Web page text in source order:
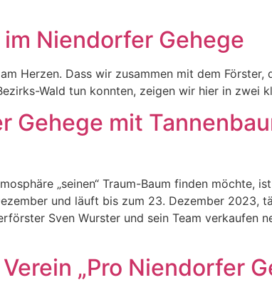
im Niendorfer Gehege
Herzen. Dass wir zusammen mit dem Förster,
Wald tun konnten, zeigen wir hier in zwei
Gehege mit
„seinen“ Traum-Baum finden möchte,
und läuft bis zum 23. Dezember 2023,
Sven Wurster und sein Team verkaufen
„Pro Niendorfer